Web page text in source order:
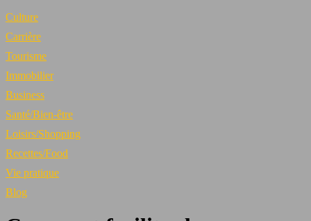
Culture
Carrière
Tourisme
Immobilier
Business
Santé/Bien-être
Loisirs/Shopping
Recettes/Food
Vie pratique
Blog